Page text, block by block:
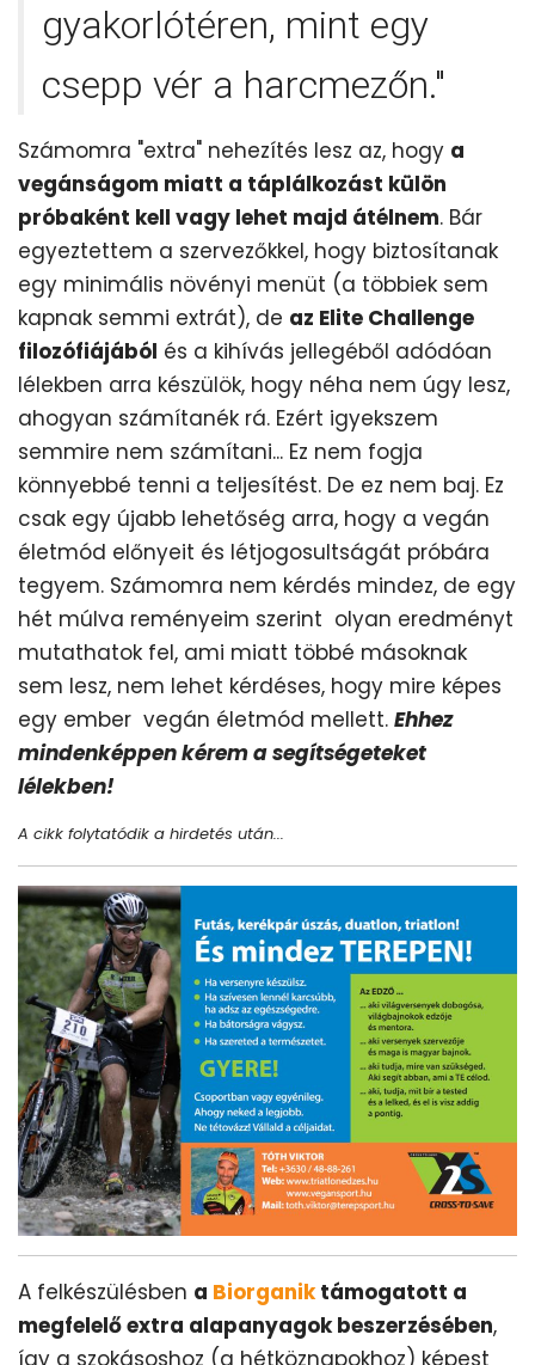
gyakorlótéren, mint egy
csepp vér a harcmezőn."
Számomra "extra" nehezítés lesz az, hogy a
vegánságom miatt a táplálkozást külön
próbaként kell vagy lehet majd átélnem. Bár
egyeztettem a szervezőkkel, hogy biztosítanak
egy minimális növényi menüt (a többiek sem
kapnak semmi extrát), de az Elite Challenge
filozófiájából és a kihívás jellegéből adódóan
lélekben arra készülök, hogy néha nem úgy lesz,
ahogyan számítanék rá. Ezért igyekszem
semmire nem számítani... Ez nem fogja
könnyebbé tenni a teljesítést. De ez nem baj. Ez
csak egy újabb lehetőség arra, hogy a vegán
életmód előnyeit és létjogosultságát próbára
tegyem. Számomra nem kérdés mindez, de egy
hét múlva reményeim szerint olyan eredményt
mutathatok fel, ami miatt többé másoknak
sem lesz, nem lehet kérdéses, hogy mire képes
egy ember vegán életmód mellett. Ehhez
mindenképpen kérem a segítségeteket
lélekben!
A cikk folytatódik a hirdetés után...
A felkészülésben a Biorganiktámogatott a
megfelelő extra alapanyagok beszerzésében,
így a szokásoshoz (a hétköznapokhoz) képest